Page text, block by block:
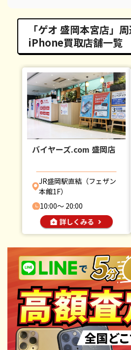
「ゲオ 盛岡本宮店」
iPhone買取店舗一覧
バイヤーズ.com 盛岡店
JR盛岡駅直結（フェザン
本館1F）
10:00〜 20:00